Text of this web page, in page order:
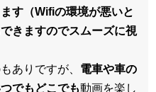
す（Wifiの環境が悪いと
きますのでスムーズに視
ありですが、 電車や車の
でもどこでも動画を楽し